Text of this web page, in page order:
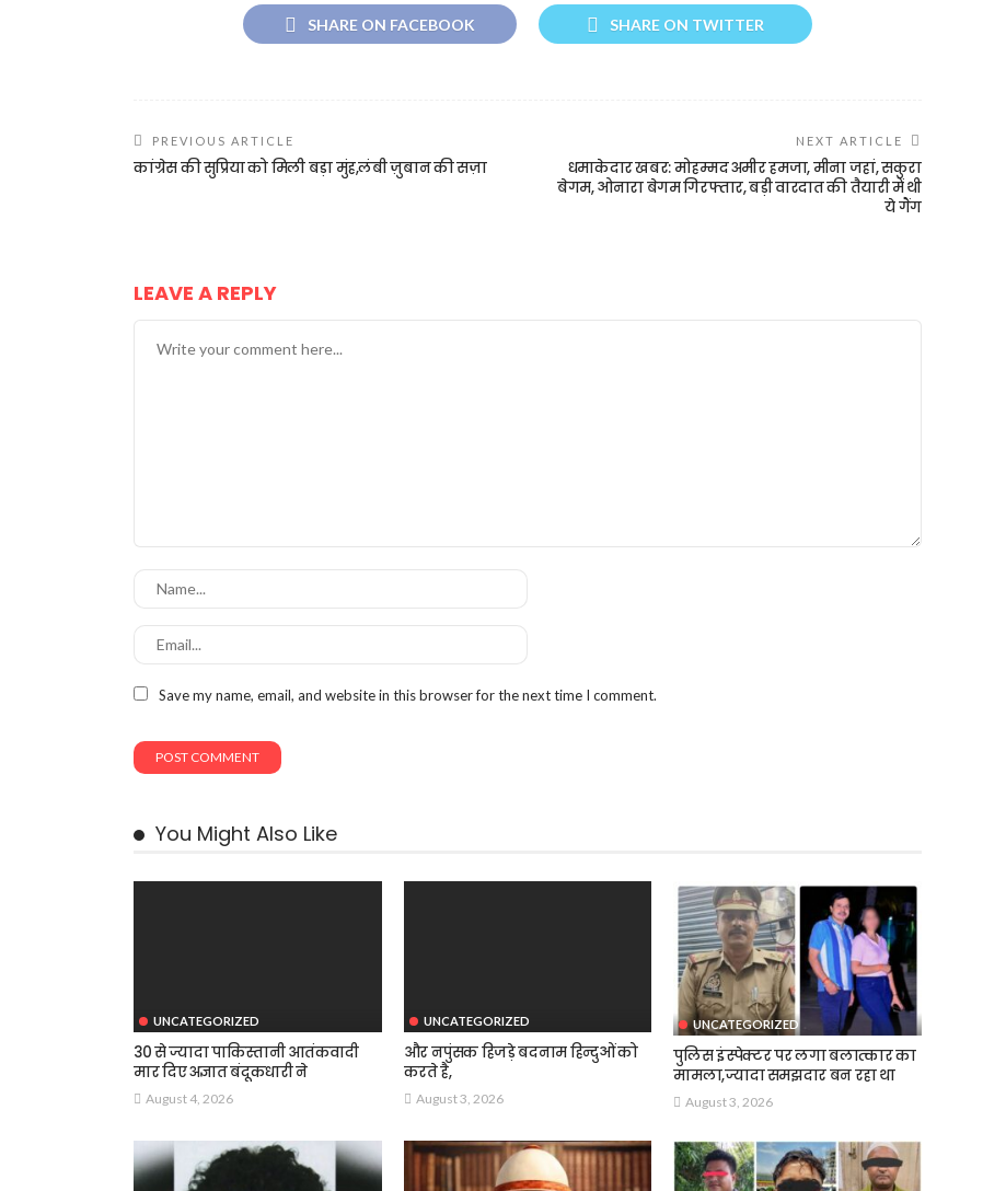
SHARE ON FACEBOOK SHARE ON TWITTER
PREVIOUS ARTICLE
कांग्रेस की सुप्रिया को मिली बड़ा मुंह,लंबी ज़ुबान की सज़ा
NEXT ARTICLE
धमाकेदार खबर: मोहम्मद अमीर हमजा, मीना जहां, सकुरा
बेगम, ओनारा बेगम गिरफ्तार, बड़ी वारदात की तैयारी में थी
ये गैंग
LEAVE A REPLY
Save my name, email, and website in this browser for the next time I comment.
You Might Also Like
UNCATEGORIZED
30 से ज्यादा पाकिस्तानी आतंकवादी
मार दिए अज्ञात बंदूकधारी ने
August 4, 2026
UNCATEGORIZED
और नपुंसक हिजड़े बदनाम हिन्दुओं को
करते है,
August 3, 2026
UNCATEGORIZED
पुलिस इंस्पेक्टर पर लगा बलात्कार का
मामला,ज्यादा समझदार बन रहा था
August 3, 2026